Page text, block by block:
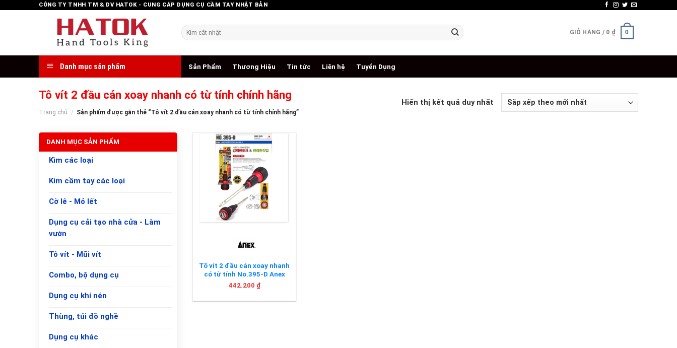
CÔNG TY TNHH TM & DV HATOK - CUNG CẤP DỤNG CỤ CẦM TAY NHẬT BẢN
Tìm
kiếm:
GIỎ HÀNG / 0 ₫ 0
Danh mục sản phẩm Sản Phẩm Thương Hiệu Tin tức Liên hệ Tuyển Dụng
Tô vít 2 đầu cán xoay nhanh có từ tính chính hãng
Trang chủ / Sản phẩm được gắn thẻ “Tô vít 2 đầu cán xoay nhanh có từ tính chính hãng”
Hiển thị kết quả duy nhất
DANH MỤC SẢN PHẨM
Kìm các loại
Kìm cầm tay các loại
Cờ lê - Mỏ lết
Dụng cụ cải tạo nhà cửa - Làm
vườn
Tô vít - Mũi vít
Combo, bộ dụng cụ
Dụng cụ khí nén
Thùng, túi đồ nghề
Dụng cụ khác
Tô vít 2 đầu cán xoay nhanh
có từ tính No.395-D Anex
442.200 ₫